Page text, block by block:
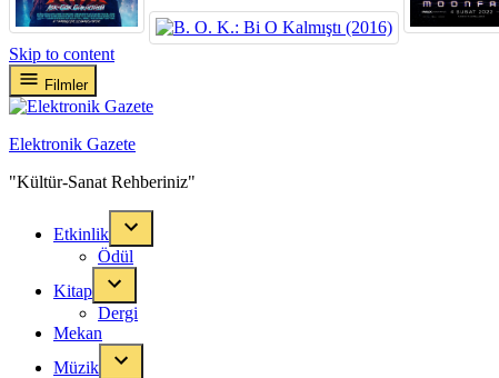
Skip to content
Filmler
Elektronik Gazete
"Kültür-Sanat Rehberiniz"
Etkinlik
Ödül
Kitap
Dergi
Mekan
Müzik